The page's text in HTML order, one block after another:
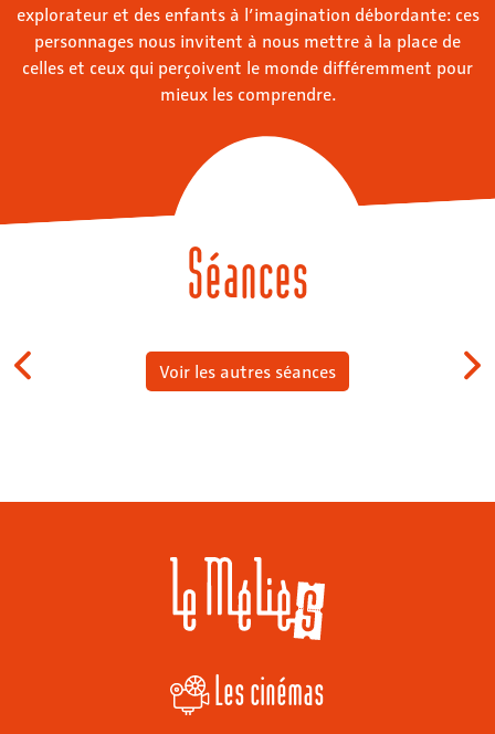
explorateur et des enfants à l’imagination débordante: ces
personnages nous invitent à nous mettre à la place de
celles et ceux qui perçoivent le monde différemment pour
mieux les comprendre.
Séances
Voir les autres séances
Les cinémas